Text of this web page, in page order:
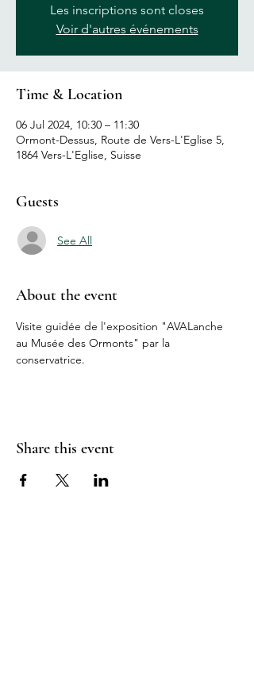
Les inscriptions sont closes
Voir d'autres événements
Time & Location
06 Jul 2024, 10:30 – 11:30
Ormont-Dessus, Route de Vers-L'Eglise 5,
1864 Vers-L'Eglise, Suisse
Guests
See All
About the event
Visite guidée de l'exposition "AVALanche
au Musée des Ormonts" par la
conservatrice.
Share this event